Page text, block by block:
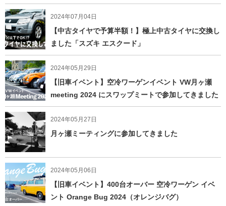
2024年07月04日
【中古タイヤで予算半額！】極上中古タイヤに交換し
ました「スズキ エスクード」
2024年05月29日
【旧車イベント】空冷ワーゲンイベント VW月ヶ瀬
meeting 2024 にスワップミートで参加してきました
2024年05月27日
月ヶ瀬ミーティングに参加してきました
2024年05月06日
【旧車イベント】400台オーバー 空冷ワーゲン イベ
ント Orange Bug 2024（オレンジバグ）